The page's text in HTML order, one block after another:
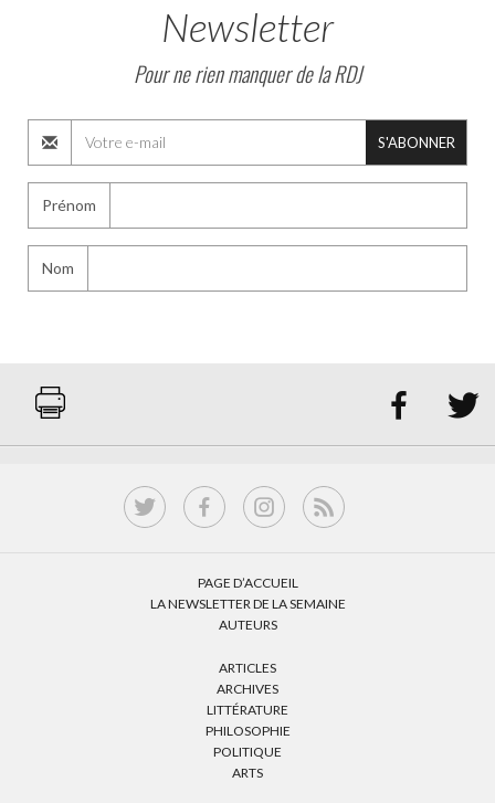
Newsletter
Pour ne rien manquer de la RDJ
S'ABONNER
Prénom
Nom
 
PAGE D’ACCUEIL
LA NEWSLETTER DE LA SEMAINE
AUTEURS
ARTICLES
ARCHIVES
LITTÉRATURE
PHILOSOPHIE
POLITIQUE
ARTS